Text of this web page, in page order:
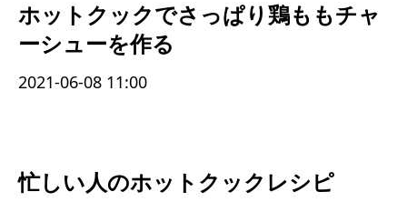
ホットクックでさっぱり鶏ももチャ
ーシューを作る
2021-06-08 11:00
忙しい人のホットクックレシピ